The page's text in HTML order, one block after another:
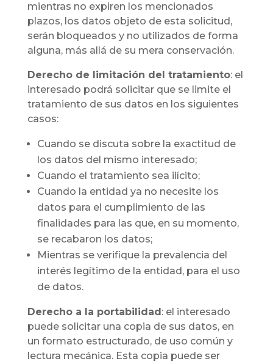
mientras no expiren los mencionados
plazos, los datos objeto de esta solicitud,
serán bloqueados y no utilizados de forma
alguna, más allá de su mera conservación.
Derecho de limitación del tratamiento: el
interesado podrá solicitar que se limite el
tratamiento de sus datos en los siguientes
casos:
Cuando se discuta sobre la exactitud de
los datos del mismo interesado;
Cuando el tratamiento sea ilícito;
Cuando la entidad ya no necesite los
datos para el cumplimiento de las
finalidades para las que, en su momento,
se recabaron los datos;
Mientras se verifique la prevalencia del
interés legítimo de la entidad, para el uso
de datos.
Derecho a la portabilidad: el interesado
puede solicitar una copia de sus datos, en
un formato estructurado, de uso común y
lectura mecánica. Esta copia puede ser